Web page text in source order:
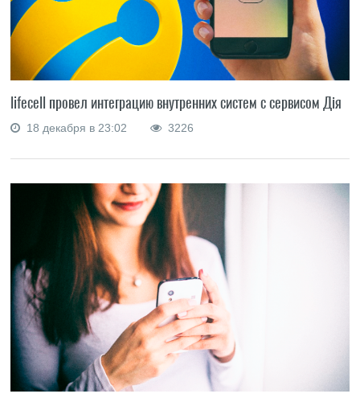
lifecell провел интеграцию внутренних систем с сервисом Дія
18 декабря в 23:02 3226